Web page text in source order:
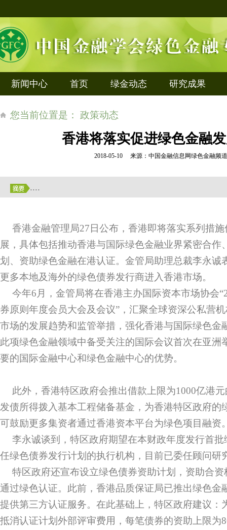
新闻中心 首页 绿金动态 研究成果
您当前位置是： 政策动态
香港将落实促进绿色金融
2018-05-10 来源：中国金融信息网绿色金融
....
香港金融管理局27日公布，香港即将落实系列措
展，具体包括推动香港与国际绿色金融业界紧密合作
划、资助绿色金融在港认证。金管局助理总裁李永诚
更多本地及海外的绿色债券发行商进入香港市场。
今年6月，金管局将在香港主办国际资本市场协会
券原则年度会员大会及会议”，汇聚全球资深公私营
市场的发展趋势和监管举措，强化香港与国际绿色金
此项绿色金融领域中备受关注的国际会议首次在亚洲
要的国际金融中心和绿色金融中心的优势。
此外，香港特区政府会推出借款上限为1000亿港
发债所得拨入基本工程储备基金，为香港特区政府的
可鼓励更多集资者通过香港资本平台为绿色项目融资
李永诚谈到，特区政府期望在本财政年度发行首
任绿色债券发行计划的执行机构，目前已委任顾问研
特区政府还宣布设立绿色债券资助计划，资助合
通过绿色认证。此前，香港品质保证局已推出绿色金
提供第三方认证服务。在此基础上，特区政府建议：
抵消认证计划外部评审费用，每笔债券的资助上限为